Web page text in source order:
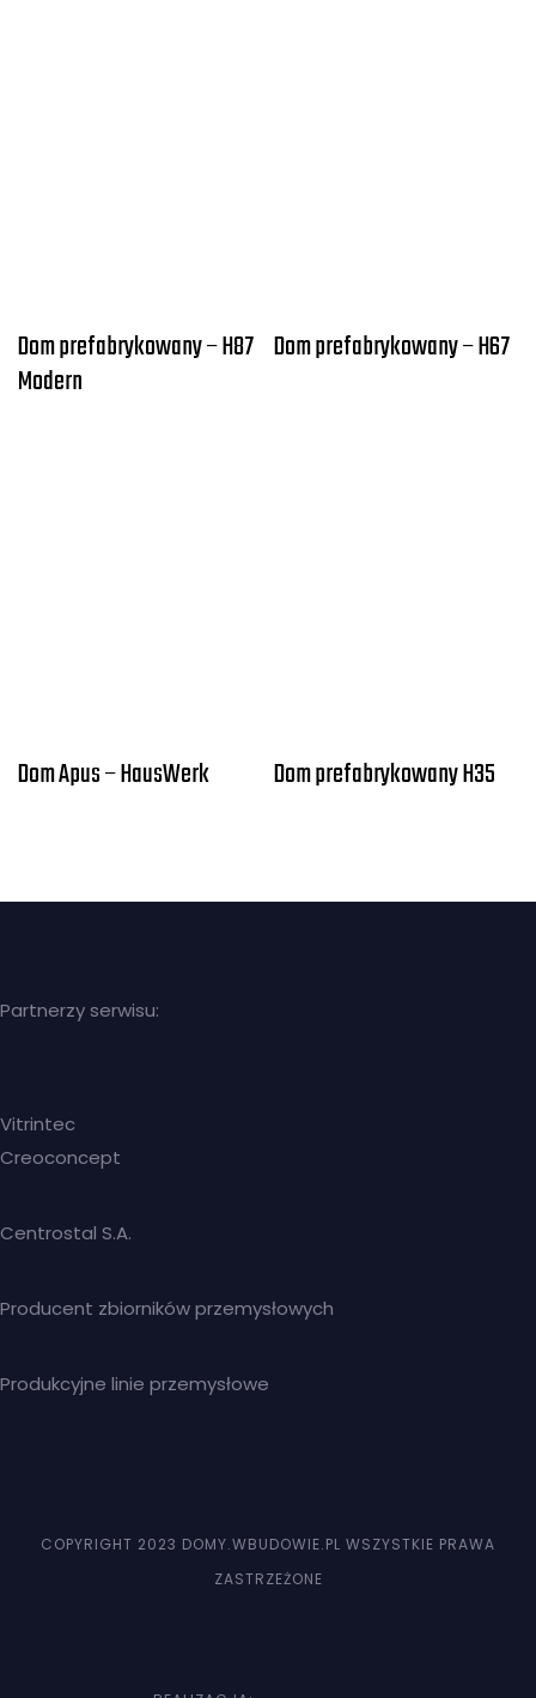
Dom prefabrykowany – H87
Modern
Dom prefabrykowany – H67
Dom Apus – HausWerk Dom prefabrykowany H35
Partnerzy serwisu:
Vitrintec
Creoconcept
Centrostal S.A.
Producent zbiorników przemysłowych
Produkcyjne linie przemysłowe
COPYRIGHT 2023 DOMY.WBUDOWIE.PL WSZYSTKIE PRAWA
ZASTRZEŻONE